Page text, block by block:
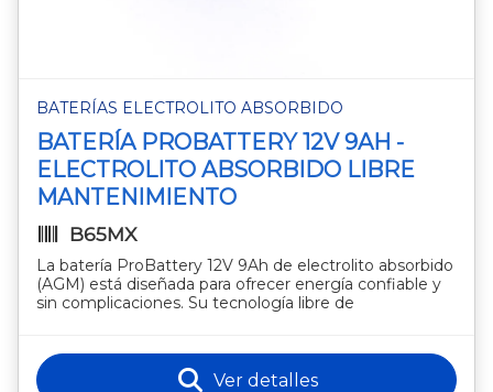
BATERÍAS ELECTROLITO ABSORBIDO
BATERÍA PROBATTERY 12V 9AH -
ELECTROLITO ABSORBIDO LIBRE
MANTENIMIENTO
B65MX
La batería ProBattery 12V 9Ah de electrolito absorbido
(AGM) está diseñada para ofrecer energía confiable y
sin complicaciones. Su tecnología libre de
Ver detalles